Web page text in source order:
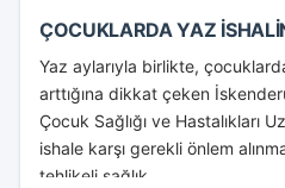
ÇOCUKLARDA YAZ
Yaz aylarıyla birlikte,
arttığına dikkat çeken
Çocuk Sağlığı ve Hastalıkları
ishale karşı gerekli önlem
tehlikeli sağlık...